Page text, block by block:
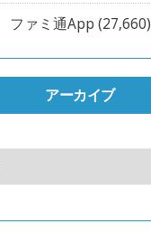
ファミ通App(27,660)
アーカイブ